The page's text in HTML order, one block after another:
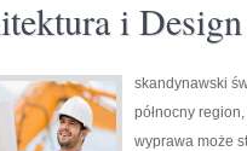
i Design
skandynawski
północny
wyprawa może